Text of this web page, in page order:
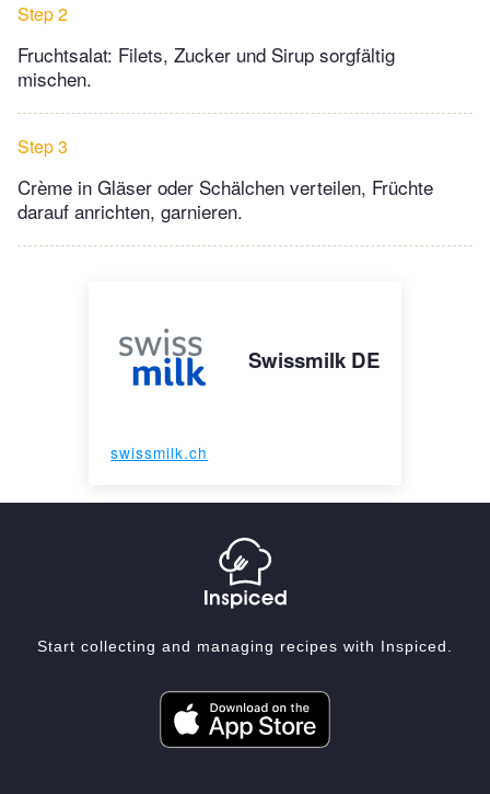
Step 2
Fruchtsalat: Filets, Zucker und Sirup sorgfältig
mischen.
Step 3
Crème in Gläser oder Schälchen verteilen, Früchte
darauf anrichten, garnieren.
Swissmilk DE
swissmilk.ch
Start collecting and managing recipes with Inspiced.